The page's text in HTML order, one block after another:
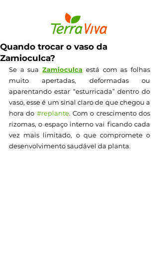
Quando trocar o vaso da
Zamioculca?
Se a sua Zamioculca está com as folhas
muito apertadas, deformadas ou
aparentando estar “esturricada” dentro do
vaso, esse é um sinal claro de que chegou a
hora do #replante. Com o crescimento dos
rizomas, o espaço interno vai ficando cada
vez mais limitado, o que compromete o
desenvolvimento saudável da planta.